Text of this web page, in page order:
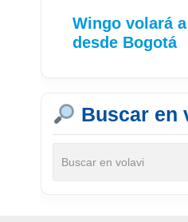
Wingo volará
desde Bogotá
Buscar en